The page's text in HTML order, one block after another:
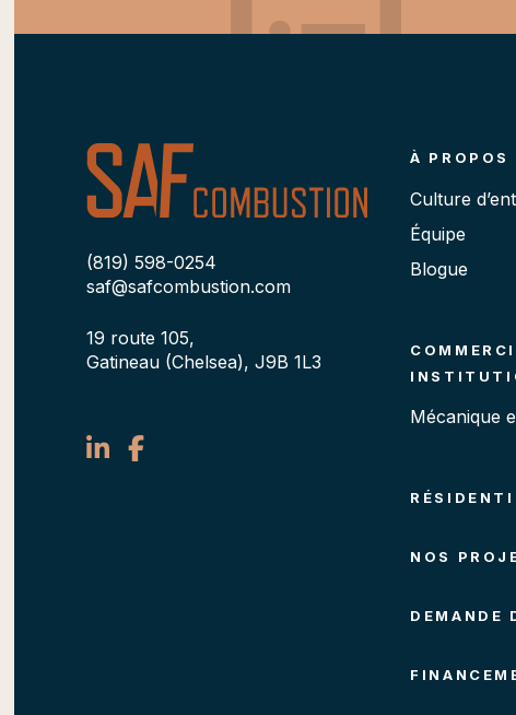
(819) 598-0254
saf@safcombustion.com
19 route 105,
Gatineau (Chelsea), J9B 1L3
À PROPOS
Culture
Équipe
Blogue
Mécanique
NOS
DEMANDE